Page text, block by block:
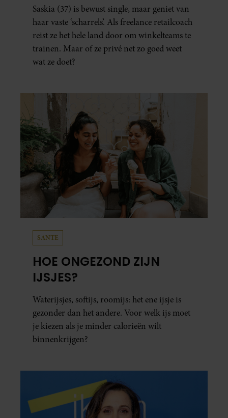
Saskia (37) is bewust single, maar geniet van
haar vaste ‘scharrels’. Als freelance retailcoach
reist ze het hele land door om winkelteams te
trainen. Maar of ze privé net zo goed weet
wat ze doet?
SANTE
HOE ONGEZOND ZIJN
IJSJES?
Waterijsjes, softijs, roomijs: het ene ijsje is
gezonder dan het andere. Voor welk ijs moet
je kiezen als je minder calorieën wilt
binnenkrijgen?